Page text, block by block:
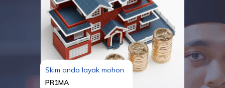
Skim anda layak mohon
PR1MA